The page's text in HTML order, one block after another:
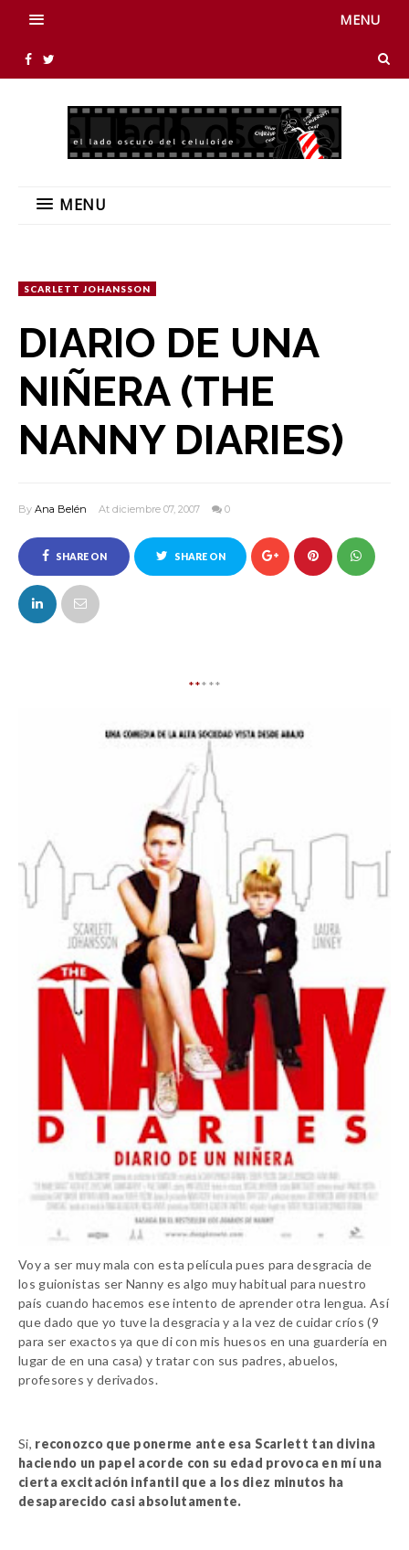
MENU
MENU
SCARLETT JOHANSSON
DIARIO DE UNA
NIÑERA (THE
NANNY DIARIES)
By Ana Belén At diciembre 07, 2007 0
SHARE ON
FACEBOOK
SHARE ON
*****
Voy a ser muy mala con esta película pues para desgracia de
los guionistas ser Nanny es algo muy habitual para nuestro
país cuando hacemos ese intento de aprender otra lengua. Así
que dado que yo tuve la desgracia y a la vez de cuidar críos (9
para ser exactos ya que di con mis huesos en una guardería en
lugar de en una casa) y tratar con sus padres, abuelos,
profesores y derivados.
Si, reconozco que ponerme ante esa Scarlett tan divina
haciendo un papel acorde con su edad provoca en mí una
cierta excitación infantil que a los diez minutos ha
desaparecido casi absolutamente.